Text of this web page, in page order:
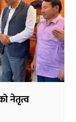
नेतृत्व